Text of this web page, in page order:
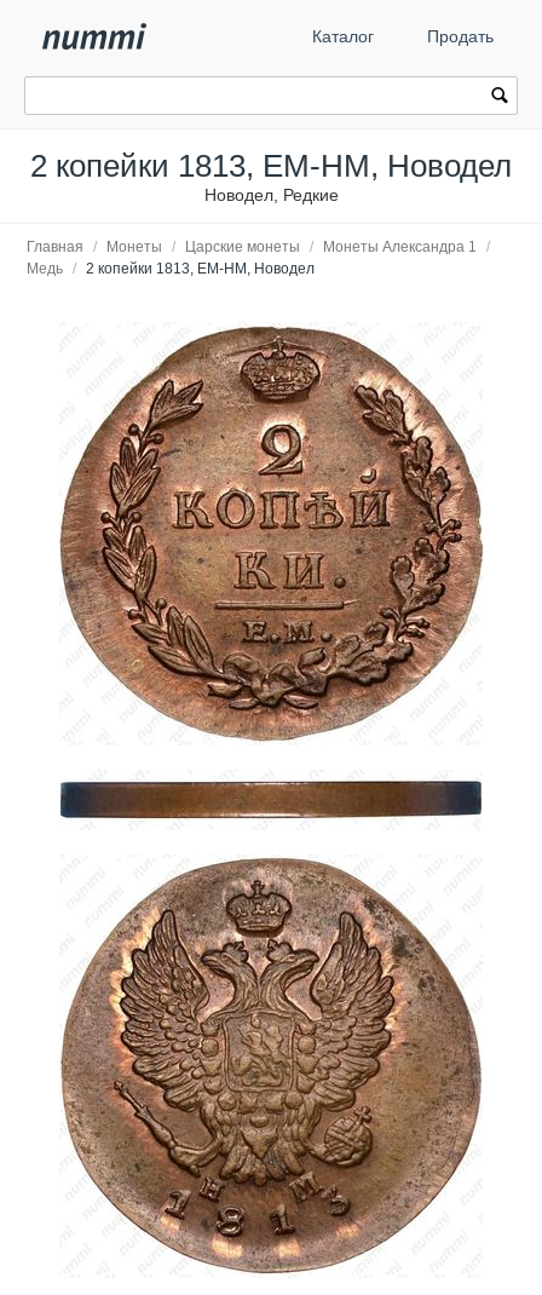
Каталог Продать
2 копейки 1813, ЕМ-НМ, Новодел
Новодел, Редкие
Главная / Монеты / Царские монеты / Монеты Александра 1
/
Медь / 2 копейки 1813, ЕМ-НМ, Новодел